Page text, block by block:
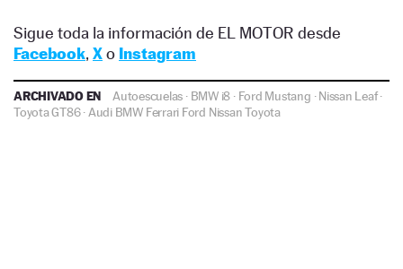
Sigue toda la información de EL MOTOR desde
Facebook, Xo Instagram
ARCHIVADO EN Autoescuelas · BMW i8 · Ford Mustang ·Nissan Leaf·
Toyota GT86· Audi BMW Ferrari Ford Nissan Toyota